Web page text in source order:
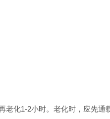
化1-2小时。老化时，应先通